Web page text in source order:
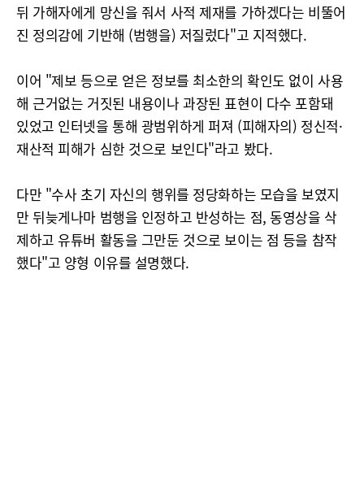
뒤 가해자에게 망신을 줘서 사적 제재를 가하겠다는 비뚤어
진 정의감에 기반해 (범행을) 저질렀다"고 지적했다.
이어 "제보 등으로 얻은 정보를 최소한의 확인도 없이 사용
해 근거없는 거짓된 내용이나 과장된 표현이 다수 포함돼
있었고 인터넷을 통해 광범위하게 퍼져 (피해자의) 정신적·
재산적 피해가 심한 것으로 보인다"라고 봤다.
다만 "수사 초기 자신의 행위를 정당화하는 모습을 보였지
만 뒤늦게나마 범행을 인정하고 반성하는 점, 동영상을 삭
제하고 유튜버 활동을 그만둔 것으로 보이는 점 등을 참작
했다"고 양형 이유를 설명했다.